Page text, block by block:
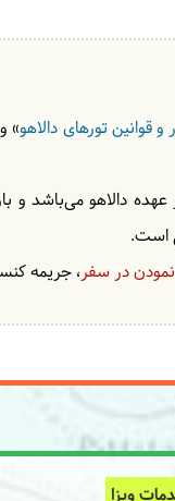
قوانین تورهای دالاهو»
دالاهو می‌باشد و
است.
در سفر، جریمه